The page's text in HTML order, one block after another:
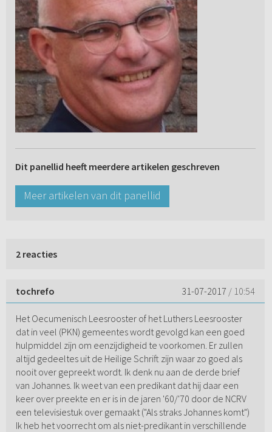
Dit panellid heeft meerdere artikelen geschreven
Meer artikelen van dit panellid
2 reacties
tochrefo 31-07-2017 / 10:54
Het Oecumenisch Leesrooster of het Luthers Leesrooster
dat in veel (PKN) gemeentes wordt gevolgd kan een goed
hulpmiddel zijn om eenzijdigheid te voorkomen. Er zullen
altijd gedeeltes uit de Heilige Schrift zijn waar zo goed als
nooit over gepreekt wordt. Ik denk nu aan de derde brief
van Johannes. Ik weet van een predikant dat hij daar een
keer over preekte en er is in de jaren '60/'70 door de NCRV
een televisiestuk over gemaakt ("Als straks Johannes komt")
Ik heb het voorrecht om als niet-predikant in verschillende